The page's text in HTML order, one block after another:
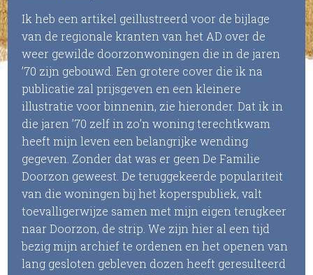
Ik heb een artikel geillustreerd voor de bijlage
van de regionale kranten van het AD over de
weer gewilde doorzonwoningen die in de jaren
’70 zijn gebouwd. Een grotere cover die ik na
publicatie zal prijsgeven en een kleinere
illustratie voor binnenin, zie hieronder. Dat ik in
die jaren ’70 zelf in zo’n woning terechtkwam
heeft mijn leven een belangrijke wending
gegeven. Zonder dat was er geen De Familie
Doorzon geweest. De teruggekeerde populariteit
van die woningen bij het koperspubliek, valt
toevalligerwijze samen met mijn eigen terugkeer
naar Doorzon, de strip. We zijn hier al een tijd
bezig mijn archief te ordenen en het openen van
lang gesloten gebleven dozen heeft geresulteerd